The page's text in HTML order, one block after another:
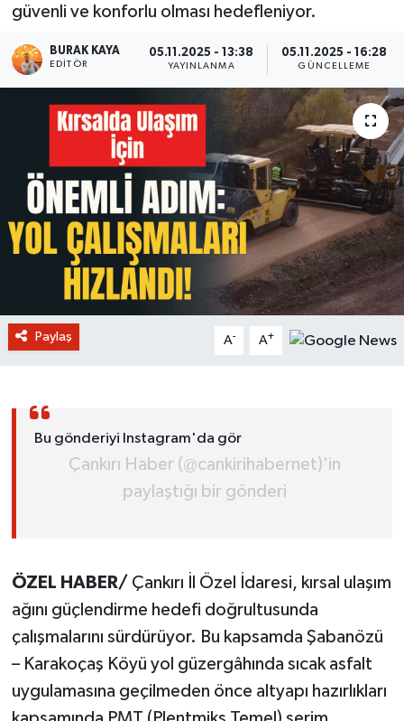
güvenli ve konforlu olması hedefleniyor.
BURAK KAYA
EDITÖR
05.11.2025 - 13:38
YAYINLANMA
05.11.2025 - 16:28
GÜNCELLEME
Paylaş A- A+
Bu gönderiyi Instagram'da gör
Çankırı Haber (@cankirihabernet)'in
paylaştığı bir gönderi
ÖZEL HABER/ Çankırı İl Özel İdaresi, kırsal ulaşım
ağını güçlendirme hedefi doğrultusunda
çalışmalarını sürdürüyor. Bu kapsamda Şabanözü
– Karakoçaş Köyü yol güzergâhında sıcak asfalt
uygulamasına geçilmeden önce altyapı hazırlıkları